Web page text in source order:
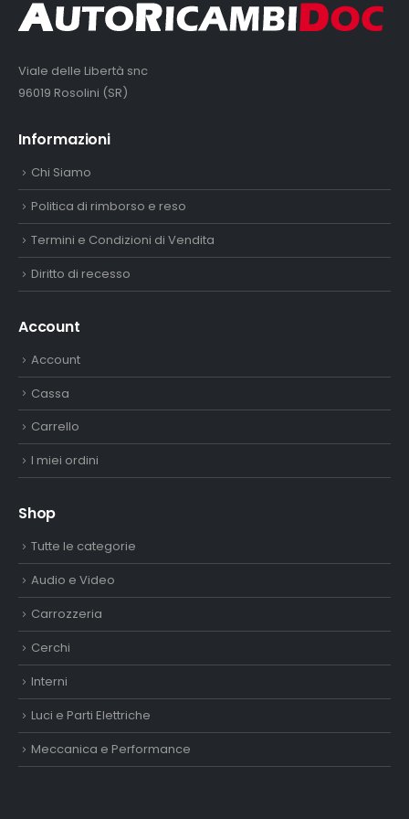
Viale delle Libertà snc
96019 Rosolini (SR)
Informazioni
Chi Siamo
Politica di rimborso e reso
Termini e Condizioni di Vendita
Diritto di recesso
Account
Account
Cassa
Carrello
I miei ordini
Shop
Tutte le categorie
Audio e Video
Carrozzeria
Cerchi
Interni
Luci e Parti Elettriche
Meccanica e Performance